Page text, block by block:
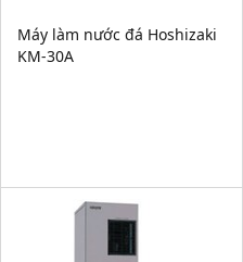
Máy làm nước đá Hoshizaki
KM-30A